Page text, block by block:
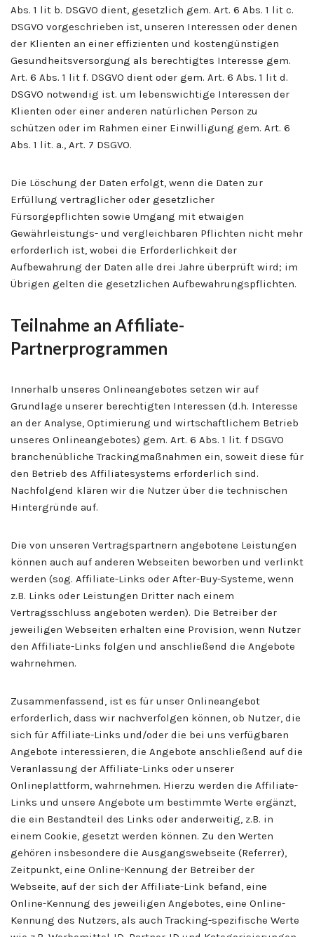
Abs. 1 lit b. DSGVO dient, gesetzlich gem. Art. 6 Abs. 1 lit c.
DSGVO vorgeschrieben ist, unseren Interessen oder denen
der Klienten an einer effizienten und kostengünstigen
Gesundheitsversorgung als berechtigtes Interesse gem.
Art. 6 Abs. 1 lit f. DSGVO dient oder gem. Art. 6 Abs. 1 lit d.
DSGVO notwendig ist. um lebenswichtige Interessen der
Klienten oder einer anderen natürlichen Person zu
schützen oder im Rahmen einer Einwilligung gem. Art. 6
Abs. 1 lit. a., Art. 7 DSGVO.
Die Löschung der Daten erfolgt, wenn die Daten zur
Erfüllung vertraglicher oder gesetzlicher
Fürsorgepflichten sowie Umgang mit etwaigen
Gewährleistungs- und vergleichbaren Pflichten nicht mehr
erforderlich ist, wobei die Erforderlichkeit der
Aufbewahrung der Daten alle drei Jahre überprüft wird; im
Übrigen gelten die gesetzlichen Aufbewahrungspflichten.
Teilnahme an Affiliate-
Partnerprogrammen
Innerhalb unseres Onlineangebotes setzen wir auf
Grundlage unserer berechtigten Interessen (d.h. Interesse
an der Analyse, Optimierung und wirtschaftlichem Betrieb
unseres Onlineangebotes) gem. Art. 6 Abs. 1 lit. f DSGVO
branchenübliche Trackingmaßnahmen ein, soweit diese für
den Betrieb des Affiliatesystems erforderlich sind.
Nachfolgend klären wir die Nutzer über die technischen
Hintergründe auf.
Die von unseren Vertragspartnern angebotene Leistungen
können auch auf anderen Webseiten beworben und verlinkt
werden (sog. Affiliate-Links oder After-Buy-Systeme, wenn
z.B. Links oder Leistungen Dritter nach einem
Vertragsschluss angeboten werden). Die Betreiber der
jeweiligen Webseiten erhalten eine Provision, wenn Nutzer
den Affiliate-Links folgen und anschließend die Angebote
wahrnehmen.
Zusammenfassend, ist es für unser Onlineangebot
erforderlich, dass wir nachverfolgen können, ob Nutzer, die
sich für Affiliate-Links und/oder die bei uns verfügbaren
Angebote interessieren, die Angebote anschließend auf die
Veranlassung der Affiliate-Links oder unserer
Onlineplattform, wahrnehmen. Hierzu werden die Affiliate-
Links und unsere Angebote um bestimmte Werte ergänzt,
die ein Bestandteil des Links oder anderweitig, z.B. in
einem Cookie, gesetzt werden können. Zu den Werten
gehören insbesondere die Ausgangswebseite (Referrer),
Zeitpunkt, eine Online-Kennung der Betreiber der
Webseite, auf der sich der Affiliate-Link befand, eine
Online-Kennung des jeweiligen Angebotes, eine Online-
Kennung des Nutzers, als auch Tracking-spezifische Werte